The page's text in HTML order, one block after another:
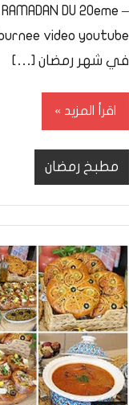
RAMADAN DU 20eme
في شهر رمضان […]
اقرأ المزيد
مطبخ رمضان